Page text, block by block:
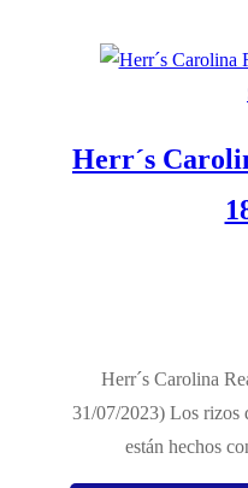
Herr´s
Herr´s Carolina
31/07/2023) Los rizos
están hechos